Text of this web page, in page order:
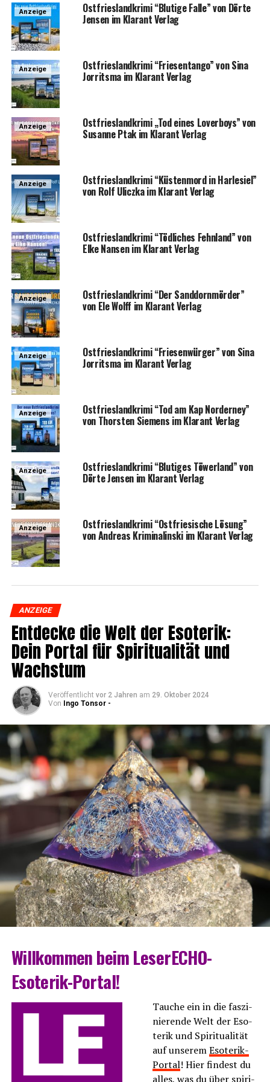
Anzeige Ost­fries­land­kri­mi “Blu­ti­ge Fal­le” von Dör­te
Jen­sen im Klar­ant Verlag
Anzeige Ost­fries­land­kri­mi “Frie­sen­tan­go” von Sina
Jor­rit­s­ma im Klar­ant Verlag
Anzeige Ost­fries­land­kri­mi „Tod eines Lover­boys” von
Susan­ne Ptak im Klar­ant Verlag
Anzeige Ost­fries­land­kri­mi “Küs­ten­mord in Harle­si­el”
von Rolf Ulicz­ka im Klar­ant Verlag
Ost­fries­land­kri­mi “Töd­li­ches Fehn­land” von
Elke Nan­sen im Klar­ant Verlag
Anzeige Ost­fries­land­kri­mi “Der Sand­dorn­mör­der”
von Ele Wolff im Klar­ant Verlag
Anzeige Ost­fries­land­kri­mi “Frie­sen­wür­ger” von Sina
Jor­rit­s­ma im Klar­ant Verlag
Anzeige Ost­fries­land­kri­mi “Tod am Kap Nor­der­ney”
von Thors­ten Sie­mens im Klar­ant Verlag
Anzeige Ost­fries­land­kri­mi “Blu­ti­ges Töwer­land” von
Dör­te Jen­sen im Klar­ant Verlag
Anzeige Ost­fries­land­kri­mi “Ost­frie­si­sche Lösung”
von Andre­as Kri­mi­nal­in­ski im Klar­ant Verlag
ANZEIGE
Ent­de­cke die Welt der Eso­te­rik:
Dein Por­tal für Spi­ri­tua­li­tät und
Wachstum
Veröffentlicht vor 2 Jahren am 29. Oktober 2024
Von
Ingo Tonsor -
Will­kom­men beim LeserECHO-
Esoterik-Portal!
Tau­che ein in die fas­zi­
nie­ren­de Welt der Eso­
te­rik und Spi­ri­tua­li­tät
auf unse­remEso­te­rik-
Por­tal! Hier fin­dest du
alles, was du über spi­ri­